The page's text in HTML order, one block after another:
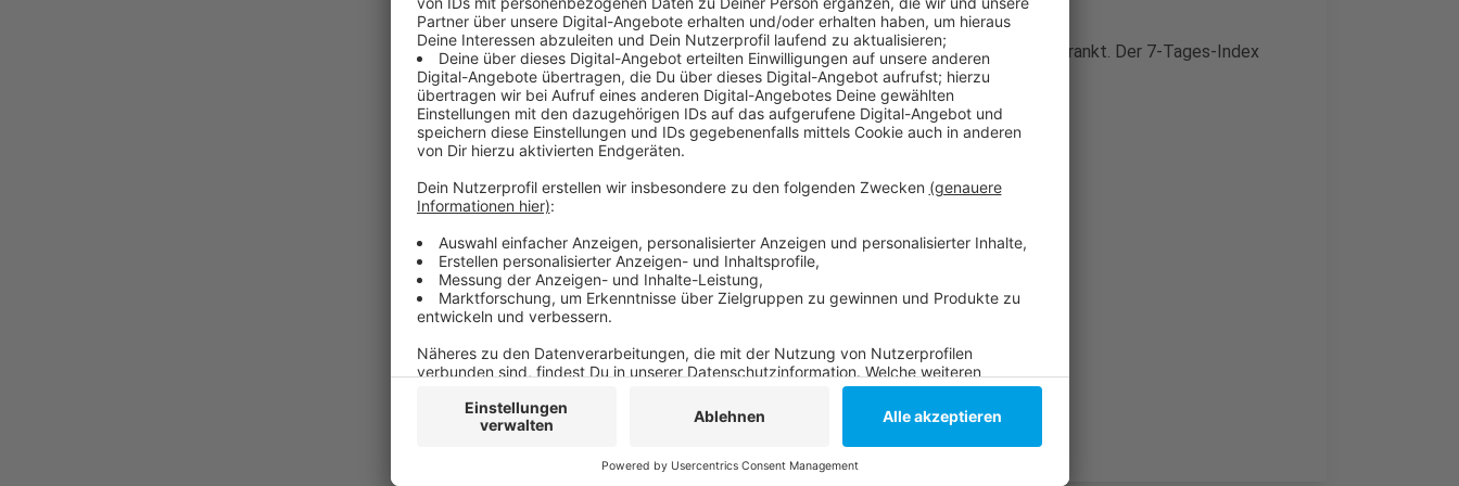
Somit sind aktuell 92 Menschen in Düsseldorf am Coronavirus erkrankt. Der 7-Tages-Index
liegt bei 15,3 und ist damit gleich geblieben.
Weitere Infos und Links:
Hier geht es zu unserem Podcast: Corona. Und jetzt?
Die Coronazahlen vom 13. September!
Anzeige